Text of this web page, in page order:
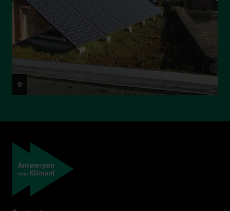
©
Navigatie